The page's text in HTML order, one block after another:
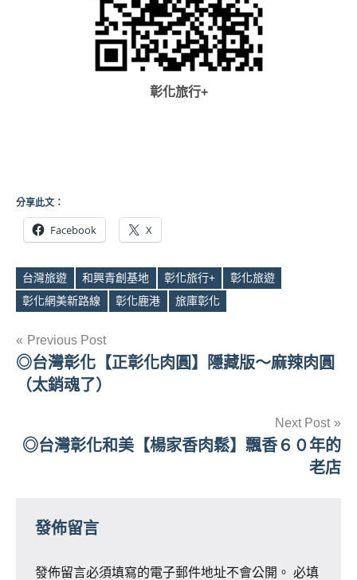
彰化旅行+
分享此文：
Facebook X
Tags
台灣旅遊 和興青創基地 彰化旅行+
彰化旅遊
彰化網美新路線
彰化鹿港 旅庫彰化
文
章
覽
Previous Post
◎台灣彰化【正彰化肉圓】隱藏版～麻辣肉圓
（太銷魂了）
Next Post
◎台灣彰化和美【楊家香肉鬆】飄香６０年的
老店
發佈留言
發佈留言必須填寫的電子郵件地址不會公開。 必填